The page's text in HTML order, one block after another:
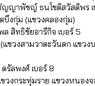
ญญาพัชญ์ ธนโชติสวัสดิพร เ
บึงกุ่ม (แขวงคลองกุ่ม)
ล สิทธิชัยอารีกิจ เบอร์ 5
แขวงสามวาตะวันตก แขวง
รัลพงศ์ เบอร์ 8
วงกระทุ่มราย แขวงหนอง